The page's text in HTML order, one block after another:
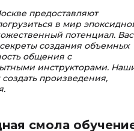
предоставляют
в мир
потенциал. Вас
создания объемных
общения с
инструкторами.
произведения,
смола